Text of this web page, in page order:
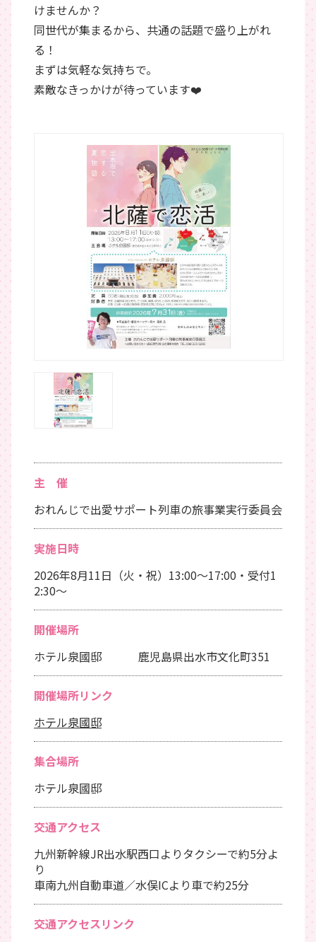
けませんか？
同世代が集まるから、共通の話題で盛り上がれ
る！
まずは気軽な気持ちで。
素敵なきっかけが待っています❤️
主 催
おれんじで出愛サポート列車の旅事業実行委員会
実施日時
2026年8月11日（火・祝）13:00～17:00・受付1
2:30～
開催場所
ホテル泉國邸 鹿児島県出水市文化町351
開催場所リンク
ホテル泉國邸
集合場所
ホテル泉國邸
交通アクセス
九州新幹線JR出水駅西口よりタクシーで約5分よ
り
車南九州自動車道／水俣ICより車で約25分
交通アクセスリンク